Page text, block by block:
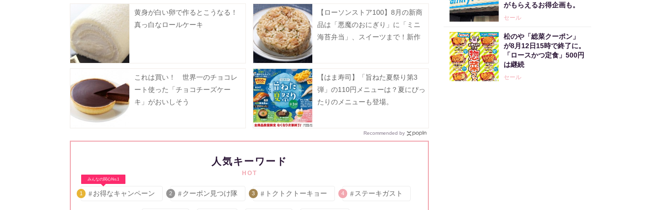
黄身が白い卵で作るとこうなる！
真っ白なロールケーキ
【ローソンストア100】8月の新商
品は「悪魔のおにぎり」に「ミニ
海苔弁当」、スイーツまで！新作
これは買い！ 世界一のチョコレ
ート使った「チョコチーズケー
キ」がおいしそう
【はま寿司】「旨ねた夏祭り第3
弾」の110円メニューは？夏にぴっ
たりのメニューも登場。
Recommended by
人気キーワード
HOT
みんなの関心No.1
1 お得なキャンペーン 2 クーポン見つけ隊 3 トクトクトーキョー 4 ステーキガスト
がもらえるお得企画も。
セール
松のや「総菜クーポン」
が8月12日15時で終了に。
「ロースかつ定食」500円
は継続
セール